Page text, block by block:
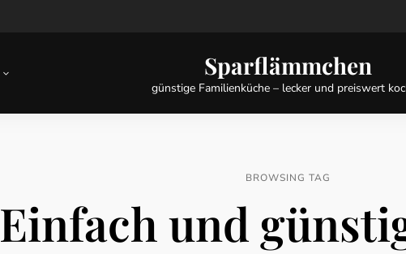
Sparflämmchen
günstige Familienküche – lecker und preiswert
BROWSING TAG
Einfach und